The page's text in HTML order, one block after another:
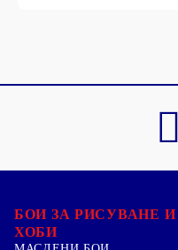
БОИ ЗА РИСУВАНЕ И
ХОБИ